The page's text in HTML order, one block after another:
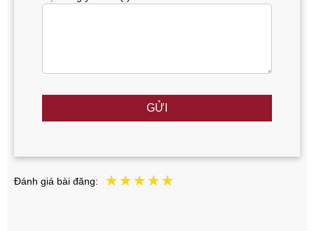
GỬI
Đánh giá bài đăng: